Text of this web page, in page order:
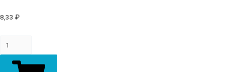
8,33 ₽
с
проколами